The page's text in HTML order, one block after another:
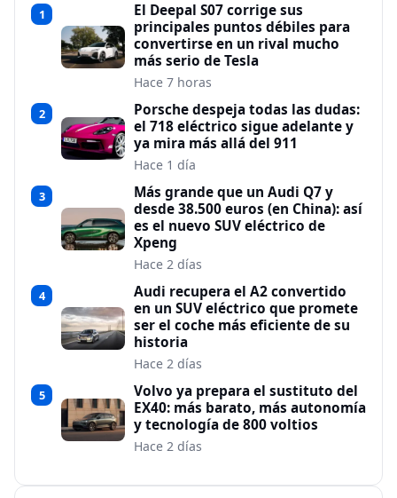
1
El Deepal S07 corrige sus
principales puntos débiles para
convertirse en un rival mucho
más serio de Tesla
Hace 7 horas
2
Porsche despeja todas las dudas:
el 718 eléctrico sigue adelante y
ya mira más allá del 911
Hace 1 día
3
Más grande que un Audi Q7 y
desde 38.500 euros (en China): así
es el nuevo SUV eléctrico de
Xpeng
Hace 2 días
4
Audi recupera el A2 convertido
en un SUV eléctrico que promete
ser el coche más eficiente de su
historia
Hace 2 días
5
Volvo ya prepara el sustituto del
EX40: más barato, más autonomía
y tecnología de 800 voltios
Hace 2 días